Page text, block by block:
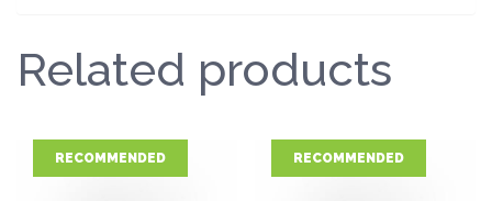
Related products
RECOMMENDED RECOMMENDED